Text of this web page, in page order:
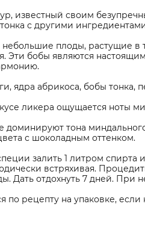
известный своим
с другими
плоды, растущие в
Эти бобы являются
ядра абрикоса, бобы тонка,
ликера ощущается ноты
доминируют тона
с шоколадным оттенком.
залить 1 литром спирта
встряхивая.
Дать отдохнуть 7 дней. При
по рецепту на упаковке,